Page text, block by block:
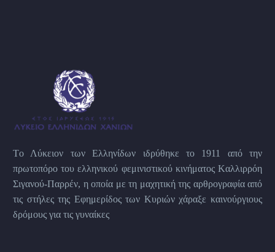
Tο Λύκειον των Eλληνίδων ιδρύθηκε το 1911 από την
πρωτοπόρο του ελληνικού φεμινιστικού κινήματος Kαλλιρρόη
Σιγανού-Παρρέν, η οποία με τη μαχητική της αρθρογραφία από
τις στήλες της Εφημερίδος των Kυριών χάραξε καινούργιους
δρόμους για τις γυναίκες